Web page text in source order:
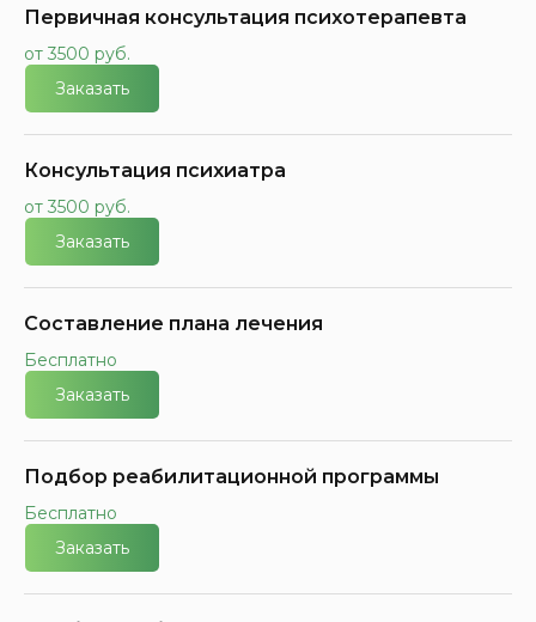
Первичная консультация психотерапевта
от 3500 руб.
Заказать
Консультация психиатра
от 3500 руб.
Заказать
Составление плана лечения
Бесплатно
Заказать
Подбор реабилитационной программы
Бесплатно
Заказать